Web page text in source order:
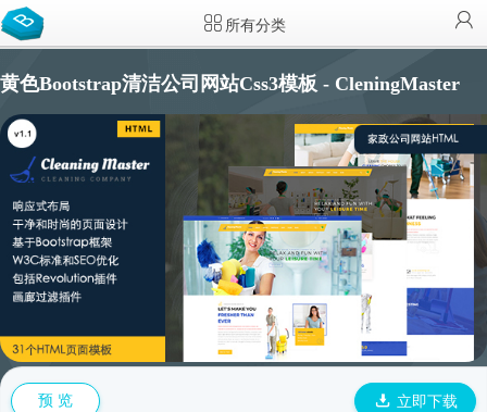
所有分类
黄色Bootstrap清洁公司网站Css3模板 - CleningMaster
预 览 立即下载